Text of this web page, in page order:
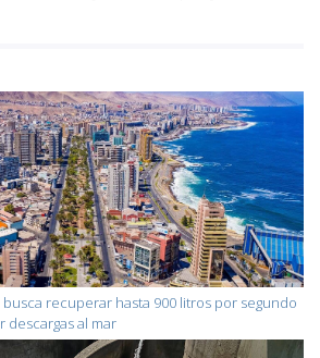
recuperar hasta 900 litros por segundo
descargas al mar